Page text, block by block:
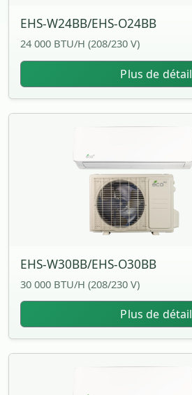
EHS-W24BB/EHS-O24BB
24 000 BTU/H (208/230 V)
Plus de détail
EHS-W30BB/EHS-O30BB
30 000 BTU/H (208/230 V)
Plus de détail